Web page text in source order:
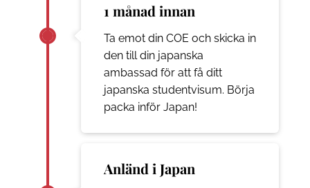
1 månad innan
Ta emot din COE och skicka in
den till din japanska
ambassad för att få ditt
japanska studentvisum. Börja
packa inför Japan!
Anländ i Japan